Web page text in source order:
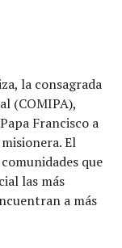
la consagrada
(COMIPA),
Francisco a
El
que
las más
a más